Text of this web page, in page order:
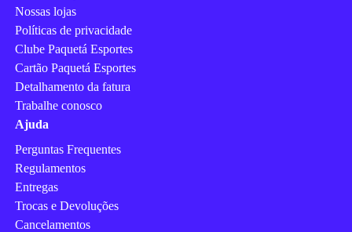
Nossas lojas
Políticas de privacidade
Clube Paquetá Esportes
Cartão Paquetá Esportes
Detalhamento da fatura
Trabalhe conosco
Ajuda
Perguntas Frequentes
Regulamentos
Entregas
Trocas e Devoluções
Cancelamentos